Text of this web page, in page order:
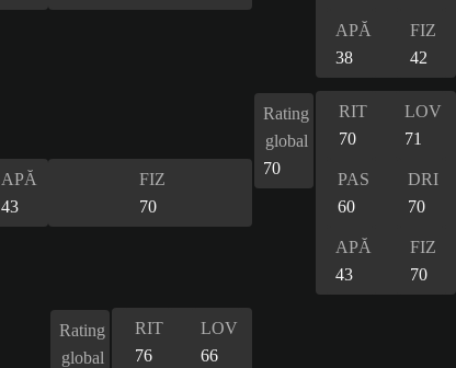
APĂ
38
FIZ
42
APĂ
43
FIZ
70
Rating
global
70
RIT
70
LOV
71
PAS
60
DRI
70
APĂ
43
FIZ
70
Rating
global
RIT
76
LOV
66